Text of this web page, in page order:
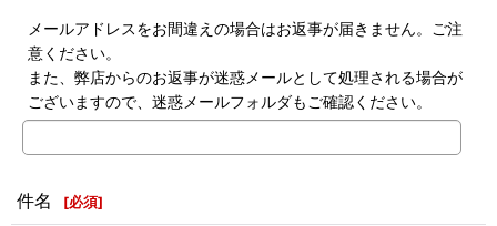
メールアドレスをお間違えの場合はお返事が届きません。ご注
意ください。
また、弊店からのお返事が迷惑メールとして処理される場合が
ございますので、迷惑メールフォルダもご確認ください。
件名 [必須]